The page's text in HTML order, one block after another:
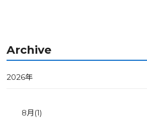
Archive
2026年
8月 (1)